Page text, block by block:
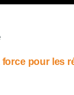
pour les